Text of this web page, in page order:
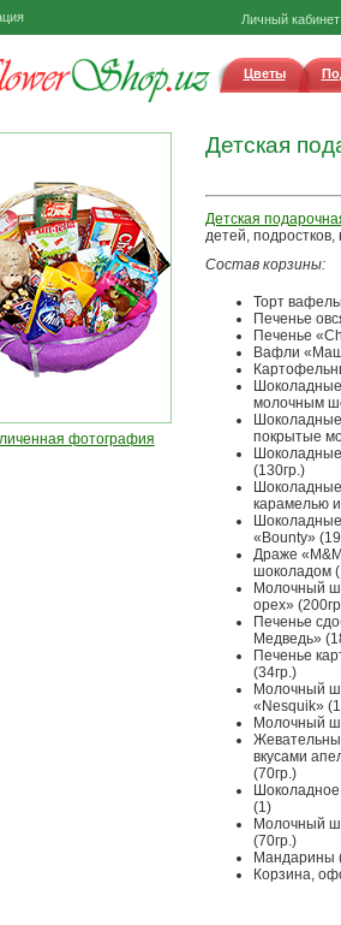
Личный кабинет
Цветы
фотография
Детcкая
Детcкая
детей, подростков,
Состав корзины:
Торт
Печенье
Печенье
Вафли
молочным
Шоколадные
покрытые
(130гр.)
карамелью
Шоколадные
«Bounty»
Драже
шоколадом
Молочный
орех»
Печенье
Медведь»
Печенье
(34гр.)
Молочный
«Nesquik»
Молочный
вкусами
(70гр.)
(1)
Молочный
(70гр.)
Мандарины
Корзина,